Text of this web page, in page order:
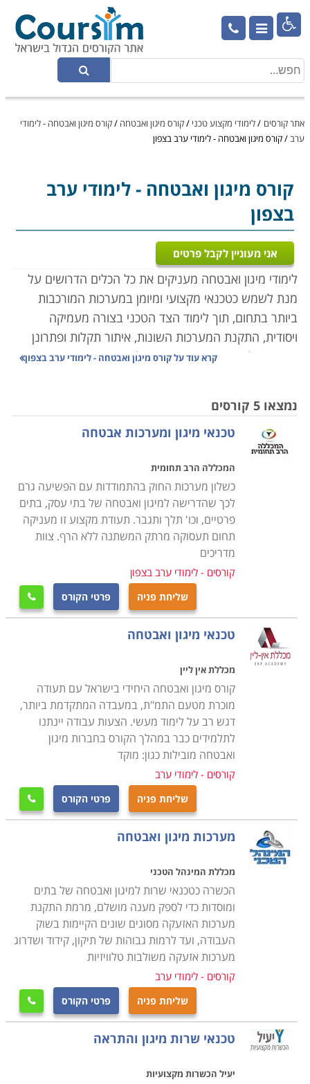

אתר קורסים /לימודי מקצוע טכני /קורס מיגון ואבטחה /קורס מיגון ואבטחה - לימודי
ערב/קורס מיגון ואבטחה - לימודי ערב בצפון
קורס מיגון ואבטחה - לימודי ערב
בצפון
אני מעוניין לקבל פרטים
לימודי מיגון ואבטחה מעניקים את כל הכלים הדרושים על
מנת לשמש כטכנאי מקצועי ומיומן במערכות המורכבות
ביותר בתחום, תוך לימוד הצד הטכני בצורה מעמיקה
ויסודית, התקנת המערכות השונות, איתור תקלות ופתרונן
באופן יעיל ואפקטיבי. במסגרת הלימודים יועברו שיעורים
במערכת המיגון או האבטחה,
האינטרקום, התקנה לבתים חכמים, כאשר בנוסף לידע
התיאורטי יועברו שיעורים מעשיים אשר יאפשרו התנסות
בכל מערכת באופן מקצועי.
הלימודים בקורס מיגון ואבטחה מכשירים לקראת אחד
המקצועות המובילים והמבוקשים, שכן כיום כמעט בכל חנות
או בית פרטי קיימת מערכת מעגל סגור, המאבטחת מפני
חדירה של פורצים, גנבים ואף מאפשרת בזמן אמת להפעיל
את כוחות האבטחה לטיפול בחדירה של גורמים בלתי
הקורס אינו דורש כל ידע מוקדם, מדובר בקורס הנערך
כשישה חודשים, ביום לימודים אחד בבוקר או ביומיים בשעות
הערב, בהתאם לתכנית מוסד הלימודים, כאשר ניתן לשלב
את הלימודים עם העבודה הקיימת, ורק בסיום הקורס, עם
קבלת התעודה המקצועית להשתלב באחת החברות בתחום
או לחילופין להקים עסק עצמאי ולסלול דרך לקראת קריירה
רווחית ומצליחה.
קיימים מספר מוסדות לימוד בהם ניתן ללמוד קורס זה, כאשר
בחלקם קיים אף מערך השמה אשר מסייע לתלמידים למצוא
משרה מתאימה לאחר שהם מסיימים את כל מטלות הקורס,
שכן, אחד הדברים החשובים הוא להתחיל לעבוד מיד עם
קבלת התעודה, ליישם את כל מה שנלמד ולקבל ניסיון
מקצועי בתחום.
קורס מיגון ואבטחה נלמד במסגרת תכנית לימודים גמישה,
כאשר חשוב לוודא מראש כי מדובר במוסד לימודים אמין
ומקצועי וכי התעודה המתקבלת בסיום הקורס הינה מוכרת
בחברות המובילות בתחום, שכן מדובר בהשקעה של זמן
קרא עוד עלקורס מיגון ואבטחה - לימודי ערב בצפון
נמצאו 5 קורסים
טכנאי מיגון ומערכות אבטחה
המכללה הרב תחומית
כשלון מערכות החוק בהתמודדות עם הפשיעה גרם
לכך שהדרישה למיגון ואבטחה של בתי עסק, בתים
פרטיים, וכו' תלך ותגבר. תעודת מקצוע זו מעניקה
תחום תעסוקה מרתק המשתנה ללא הרף. צוות
מדריכים
קורסים - לימודי ערב בצפון
שליחת פניה פרטי הקורס 
טכנאי מיגון ואבטחה
מכללת אין ליין
קורס מיגון ואבטחה היחידי בישראל עם תעודה
מוכרת מטעם התמ"ת, במעבדה המתקדמת ביותר,
דגש רב על לימוד מעשי. הצעות עבודה יינתנו
לתלמידים כבר במהלך הקורס בחברות מיגון
ואבטחה מובילות כגון: מוקד
קורסים - לימודי ערב
שליחת פניה פרטי הקורס 
מערכות מיגון ואבטחה
מכללת המינהל הטכני
הכשרה כטכנאי שרות למיגון ואבטחה של בתים
ומוסדות כדי לספק מענה מושלם, מרמת התקנת
מערכות האזעקה מסוגים שונים הקיימות בשוק
העבודה, ועד לרמות גבוהות של תיקון, קידוד ושדרוג
מערכות אזעקה משולבות טלוויזיות
קורסים - לימודי ערב
שליחת פניה פרטי הקורס 
טכנאי שרות מיגון והתראה
יעיל הכשרות מקצועיות